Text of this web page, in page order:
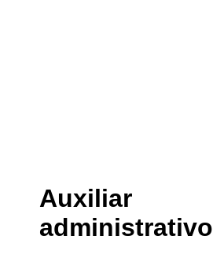
Auxiliar
administrativo